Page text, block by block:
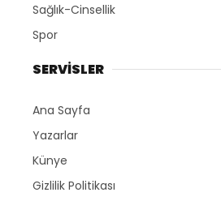
Sağlık-Cinsellik
Spor
SERVİSLER
Ana Sayfa
Yazarlar
Künye
Gizlilik Politikası